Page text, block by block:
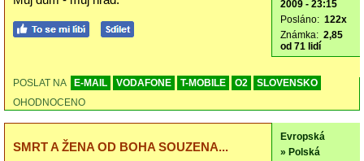
2009 - 23:15
Posláno: 122x
Známka: 2,85
od 71 lidí
POSLAT NA E-MAIL VODAFONE T-MOBILE O2
SLOVENSKO
OHODNOCENO
SMRT A ŽENA OD BOHA SOUZENA...
Evropská
» Polská